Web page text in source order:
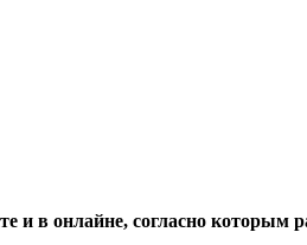
и в онлайне, согласно